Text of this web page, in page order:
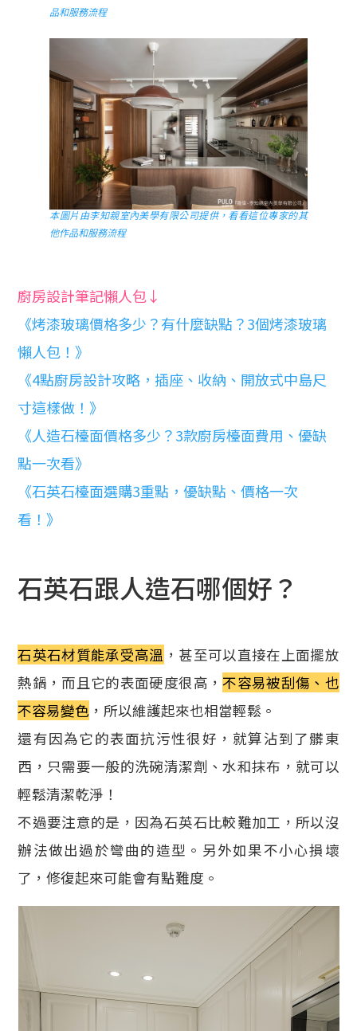
品和服務流程
本圖片由李知親室內美學有限公司提供，看看這位專家的其
他作品和服務流程
廚房設計筆記懶人包↓
《烤漆玻璃價格多少？有什麼缺點？3個烤漆玻璃
懶人包！》
《4點廚房設計攻略，插座、收納、開放式中島尺
寸這樣做！》
《人造石檯面價格多少？3款廚房檯面費用、優缺
點一次看》
《石英石檯面選購3重點，優缺點、價格一次
看！》
石英石跟人造石哪個好？
石英石材質能承受高溫 ，甚至可以直接在上面擺放
熱鍋，而且它的表面硬度很高，不容易被刮傷、也
不容易變色 ，所以維護起來也相當輕鬆。
還有因為它的表面抗污性很好，就算沾到了髒東
西，只需要一般的洗碗清潔劑、水和抹布，就可以
輕鬆清潔乾淨！
不過要注意的是，因為石英石比較難加工，所以沒
辦法做出過於彎曲的造型。另外如果不小心損壞
了，修復起來可能會有點難度。